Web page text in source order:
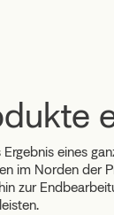
eines
im Norden der
zur